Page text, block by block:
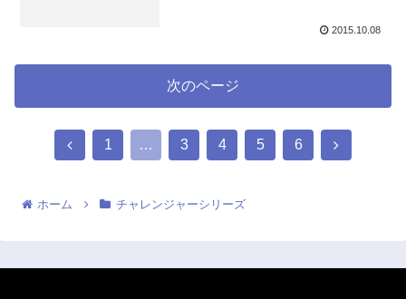
2015.10.08
次のページ
1 … 3 4 5 6
ホーム チャレンジャーシリーズ